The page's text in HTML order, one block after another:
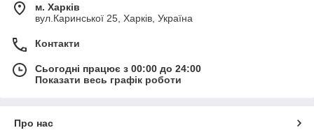
м. Харків
вул.Каринської 25, Харків, Україна
Контакти
Сьогодні працює з 00:00 до 24:00
Показати весь графік роботи
Про нас